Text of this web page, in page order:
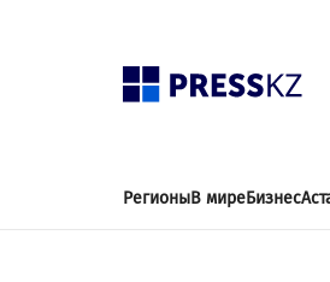
РегионыВ миреБизнес